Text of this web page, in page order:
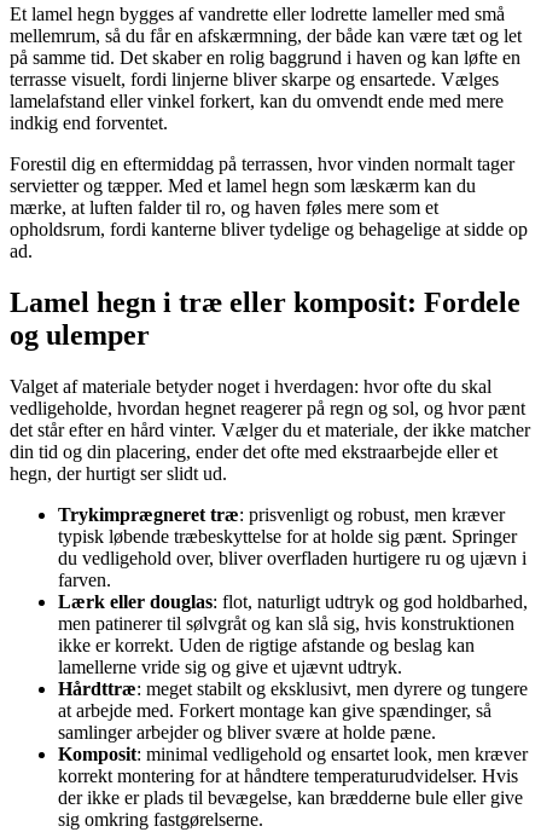
Et lamel hegn bygges af vandrette eller lodrette lameller med små
mellemrum, så du får en afskærmning, der både kan være tæt og let
på samme tid. Det skaber en rolig baggrund i haven og kan løfte en
terrasse visuelt, fordi linjerne bliver skarpe og ensartede. Vælges
lamelafstand eller vinkel forkert, kan du omvendt ende med mere
indkig end forventet.
Forestil dig en eftermiddag på terrassen, hvor vinden normalt tager
servietter og tæpper. Med et lamel hegn som læskærm kan du
mærke, at luften falder til ro, og haven føles mere som et
opholdsrum, fordi kanterne bliver tydelige og behagelige at sidde op
ad.
Lamel hegn i træ eller komposit: Fordele
og ulemper
Valget af materiale betyder noget i hverdagen: hvor ofte du skal
vedligeholde, hvordan hegnet reagerer på regn og sol, og hvor pænt
det står efter en hård vinter. Vælger du et materiale, der ikke matcher
din tid og din placering, ender det ofte med ekstraarbejde eller et
hegn, der hurtigt ser slidt ud.
Trykimprægneret træ: prisvenligt og robust, men kræver
typisk løbende træbeskyttelse for at holde sig pænt. Springer
du vedligehold over, bliver overfladen hurtigere ru og ujævn i
farven.
Lærk eller douglas: flot, naturligt udtryk og god holdbarhed,
men patinerer til sølvgråt og kan slå sig, hvis konstruktionen
ikke er korrekt. Uden de rigtige afstande og beslag kan
lamellerne vride sig og give et ujævnt udtryk.
Hårdttræ: meget stabilt og eksklusivt, men dyrere og tungere
at arbejde med. Forkert montage kan give spændinger, så
samlinger arbejder og bliver svære at holde pæne.
Komposit: minimal vedligehold og ensartet look, men kræver
korrekt montering for at håndtere temperaturudvidelser. Hvis
der ikke er plads til bevægelse, kan brædderne bule eller give
sig omkring fastgørelserne.